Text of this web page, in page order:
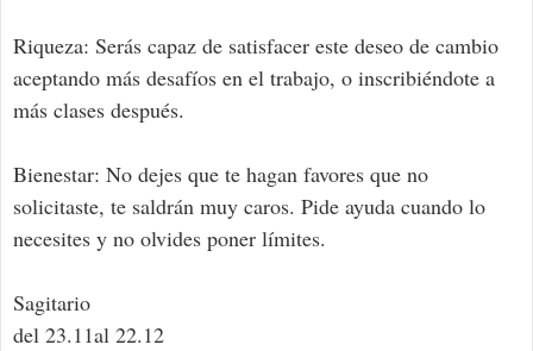
Riqueza: Serás capaz de satisfacer este deseo de cambio
aceptando más desafíos en el trabajo, o inscribiéndote a
más clases después.
Bienestar: No dejes que te hagan favores que no
solicitaste, te saldrán muy caros. Pide ayuda cuando lo
necesites y no olvides poner límites.
Sagitario
del 23.11al 22.12